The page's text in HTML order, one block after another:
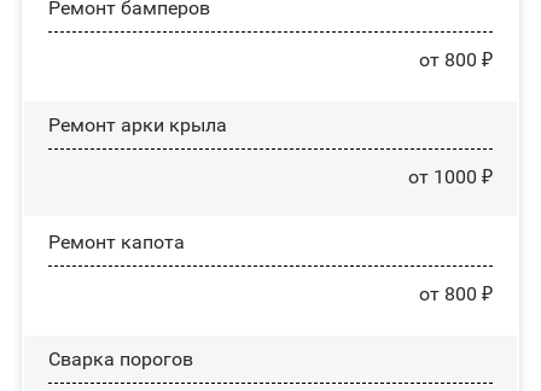
Ремонт бамперов
от 800 ₽
Ремонт арки крыла
от 1000 ₽
Ремонт капота
от 800 ₽
Сварка порогов